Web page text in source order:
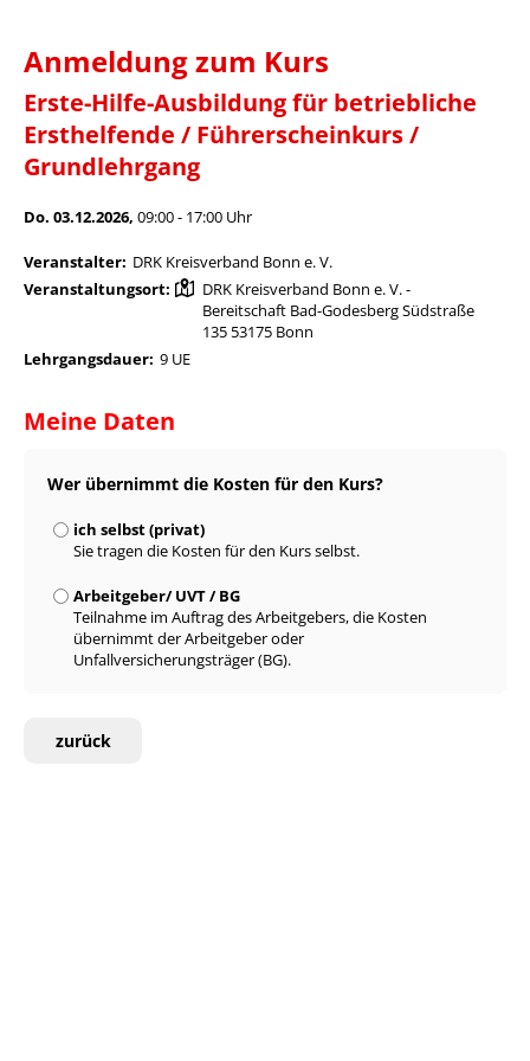
Anmeldung zum Kurs
Erste-Hilfe-Ausbildung für betriebliche
Ersthelfende / Führerscheinkurs /
Grundlehrgang
Do. 03.12.2026, 09:00 - 17:00 Uhr
Veranstalter: DRK Kreisverband Bonn e. V.
Veranstaltungsort:
DRK Kreisverband Bonn e. V. -
Bereitschaft Bad-Godesberg Südstraße
135 53175 Bonn
Lehrgangsdauer: 9 UE
Meine Daten
Wer übernimmt die Kosten für den Kurs?
ich selbst (privat)
Sie tragen die Kosten für den Kurs selbst.
Arbeitgeber/ UVT / BG
Teilnahme im Auftrag des Arbeitgebers, die Kosten
übernimmt der Arbeitgeber oder
Unfallversicherungsträger (BG).
zurück